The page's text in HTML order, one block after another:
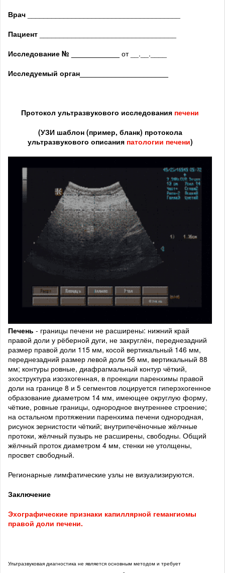
Врач
Пациент
Исследование № ____________ от __.__.____
Исследуемый орган
Протокол ультразвукового исследования печени
(УЗИ шаблон (пример, бланк) протокола
ультразвукового описания патологии печени)
Печень - границы печени не расширены: нижний край
правой доли у рёберной дуги, не закруглён, переднезадний
размер правой доли 115 мм, косой вертикальный 146 мм,
переднезадний размер левой доли 56 мм, вертикальный 88
мм; контуры ровные, диафрагмальный контур чёткий,
эхоструктура изоэхогенная, в проекции паренхимы правой
доли на границе 8 и 5 сегментов лоцируется гиперэхогенное
образование диаметром 14 мм, имеющее округлую форму,
чёткие, ровные границы, однородное внутреннее строение;
на остальном протяжении паренхима печени однородная,
рисунок зернистости чёткий; внутрипечёночные жёлчные
протоки, жёлчный пузырь не расширены, свободны. Общий
жёлчный проток диаметром 4 мм, стенки не утолщены,
просвет свободный.
Регионарные лимфатические узлы не визуализируются.
Заключение
Эхографические признаки капиллярной гемангиомы
правой доли печени.
Ультразвуковая диагностика не является основным методом и требует